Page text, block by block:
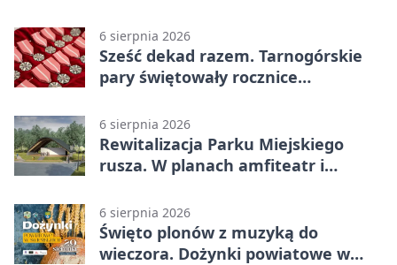
6 sierpnia 2026
Sześć dekad razem. Tarnogórskie
pary świętowały rocznice
6 sierpnia 2026
Rewitalizacja Parku Miejskiego
rusza. W planach amfiteatr i
6 sierpnia 2026
Święto plonów z muzyką do
wieczora. Dożynki powiatowe w